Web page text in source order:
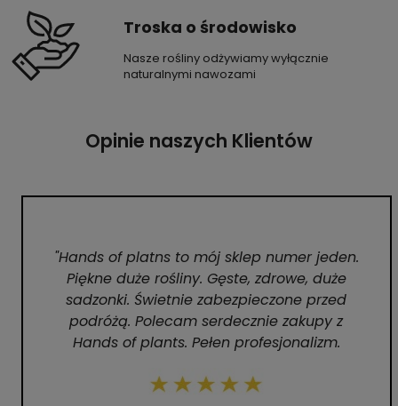
Troska o środowisko
Nasze rośliny odżywiamy wyłącznie
naturalnymi nawozami
Opinie naszych Klientów
"Hands of platns to mój sklep numer jeden.
Piękne duże rośliny. Gęste, zdrowe, duże
sadzonki. Świetnie zabezpieczone przed
podróżą. Polecam serdecznie zakupy z
Hands of plants. Pełen profesjonalizm.